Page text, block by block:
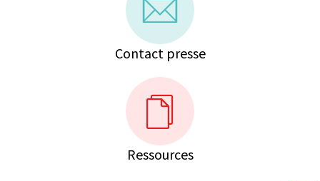
Contact presse
Ressources